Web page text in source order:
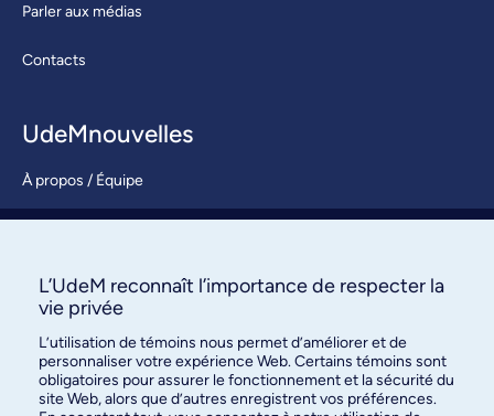
Parler aux médias
Contacts
UdeMnouvelles
À propos / Équipe
S’abonner
L’UdeM reconnaît l’importance de respecter la
vie privée
L’utilisation de témoins nous permet d’améliorer et de
personnaliser votre expérience Web. Certains témoins sont
obligatoires pour assurer le fonctionnement et la sécurité du
site Web, alors que d’autres enregistrent vos préférences.